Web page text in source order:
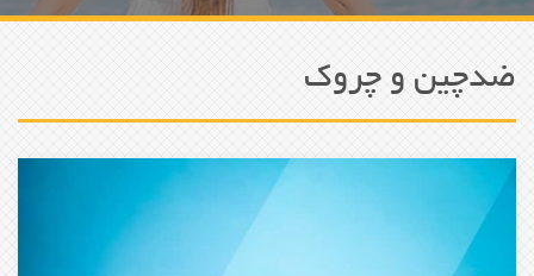
ضدچین و چروک